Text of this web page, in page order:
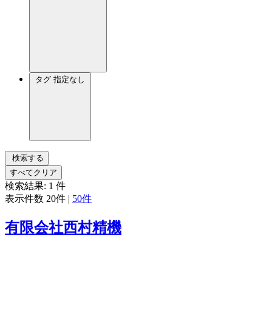
タグ 指定なし
検索する
すべてクリア
検索結果: 1 件
表示件数 20件 | 50件
有限会社西村精機